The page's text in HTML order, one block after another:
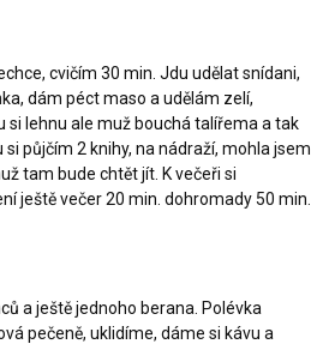
cvičím 30 min. Jdu udělat snídani,
dám péct maso a udělám zelí,
si lehnu ale muž bouchá talířema a tak
půjčím 2 knihy, na nádraží, mohla jsem
tam bude chtět jít. K večeři si
ještě večer 20 min. dohromady 50 min.
a ještě jednoho berana. Polévka
pečeně, uklidíme, dáme si kávu a